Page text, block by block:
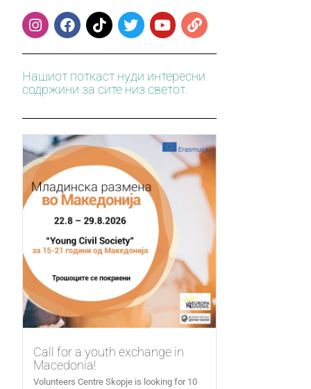
Нашиот поткаст нуди интересни
содржини за сите низ светот.
Call for a youth exchange in
Macedonia!
Volunteers Centre Skopje is looking for 10